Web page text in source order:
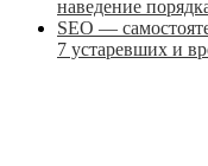
наведение
SEO —
7 устаревших и